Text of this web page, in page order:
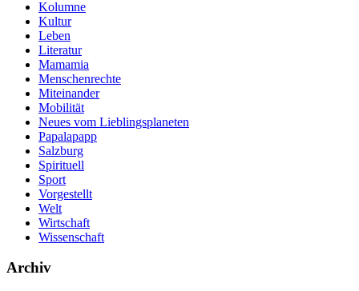
Kolumne
Kultur
Leben
Literatur
Mamamia
Menschenrechte
Miteinander
Mobilität
Neues vom Lieblingsplaneten
Papalapapp
Salzburg
Spirituell
Sport
Vorgestellt
Welt
Wirtschaft
Wissenschaft
Archiv